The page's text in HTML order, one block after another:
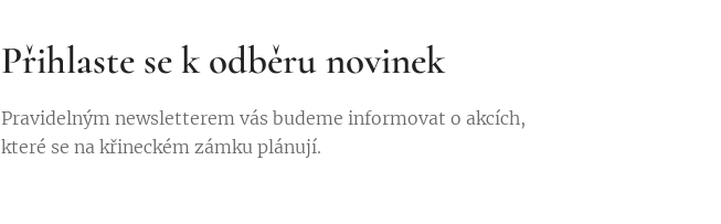
Přihlaste se k odběru novinek
Pravidelným newsletterem vás budeme informovat o akcích,
které se na křineckém zámku plánují.